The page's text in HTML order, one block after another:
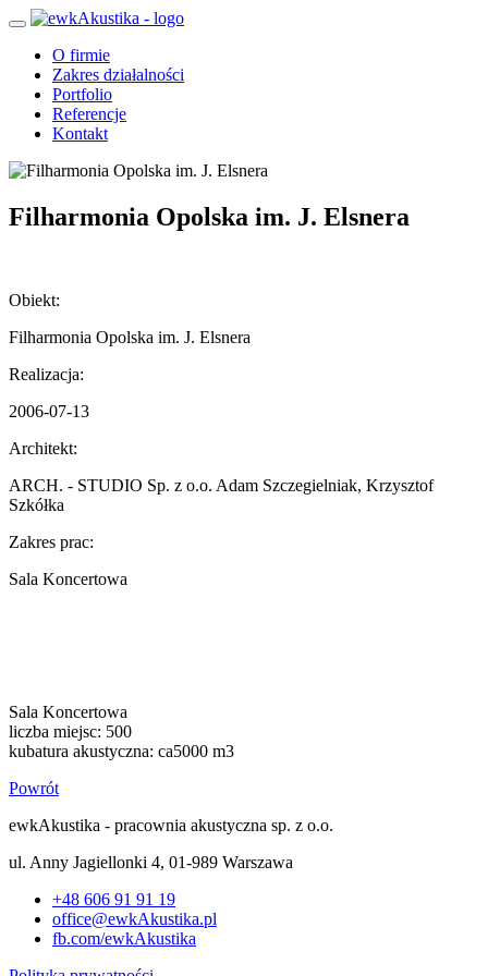
O firmie
Zakres działalności
Portfolio
Referencje
Kontakt
Filharmonia Opolska im. J. Elsnera
Obiekt:
Filharmonia Opolska im. J. Elsnera
Realizacja:
2006-07-13
Architekt:
ARCH. - STUDIO Sp. z o.o. Adam Szczegielniak, Krzysztof
Szkółka
Zakres prac:
Sala Koncertowa
Sala Koncertowa
liczba miejsc: 500
kubatura akustyczna: ca5000 m3
Powrót
ewkAkustika - pracownia akustyczna sp. z o.o.
ul. Anny Jagiellonki 4, 01-989 Warszawa
+48 606 91 91 19
office@ewkAkustika.pl
fb.com/ewkAkustika